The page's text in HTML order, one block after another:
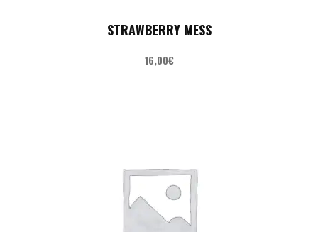
STRAWBERRY MESS
16,00€